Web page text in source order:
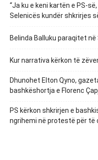
“Ja ku e keni kartën e PS-
Selenicës kundër shkrirjes
Belinda Balluku paraqitet në
Kur narrativa kërkon të
Dhunohet Elton Qyno,
bashkëshortja e Florenc
PS kërkon shkrirjen e
ngrihemi në protestë për të